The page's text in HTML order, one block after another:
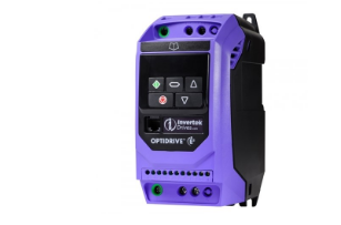
LED u/chop S1